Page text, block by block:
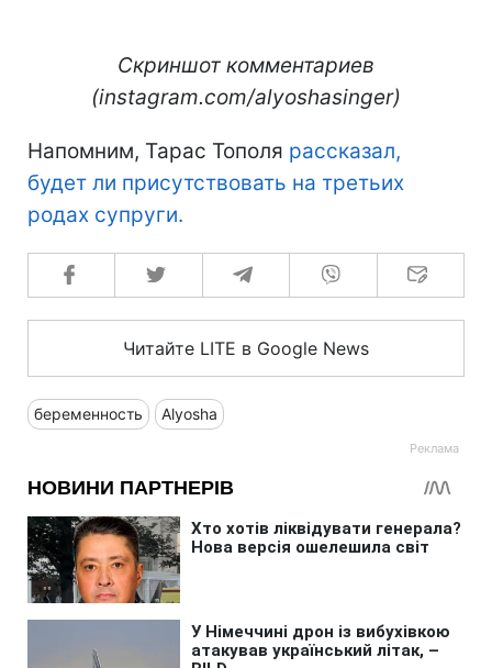
Скриншот комментариев
(instagram.com/alyoshasinger)
Напомним, Тарас Тополя рассказал,
будет ли присутствовать на третьих
родах супруги.
Читайте LITE в Google News
беременность Alyosha